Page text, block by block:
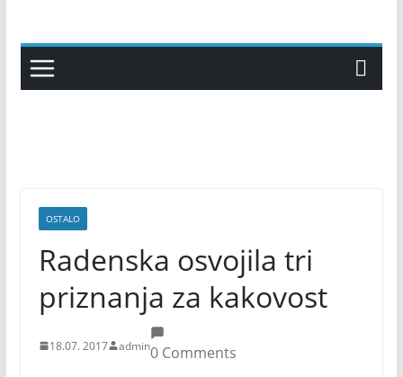
content
OSTALO
Radenska osvojila tri
priznanja za kakovost
18.07. 2017 admin0 Comments